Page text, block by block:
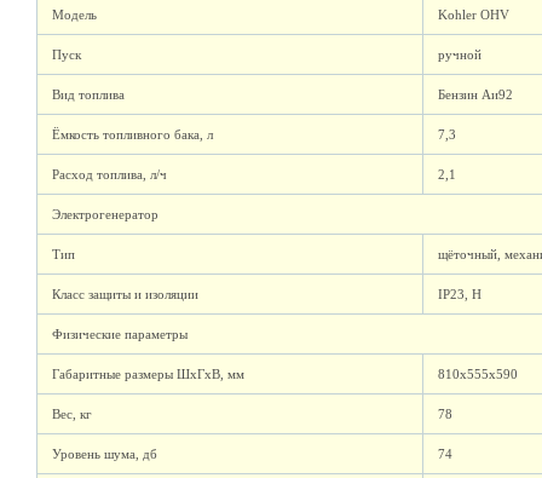
Модель Kohler OHV
Пуск ручной
Вид топлива Бензин Аи92
Ёмкость топливного бака, л 7,3
Расход топлива, л/ч 2,1
Электрогенератор
Тип щёточный,
Класс защиты и изоляции IP23, H
Физические параметры
Габаритные размеры ШхГхВ, мм 810х555х590
Вес, кг 78
Уровень шума, дб 74